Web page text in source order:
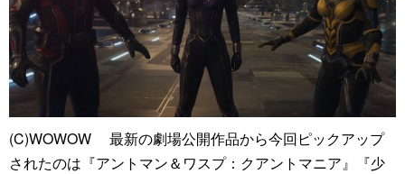
(C)WOWOW 最新の劇場公開作品から今回ピックアップ
されたのは『アントマン＆ワスプ：クアントマニア』『少